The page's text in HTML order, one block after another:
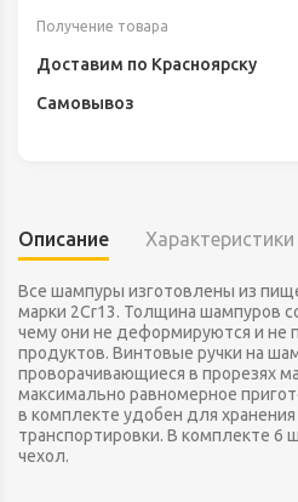
Получение товара
Доставим по Красноярску
Самовывоз
Описание Характеристики
Все шампуры изготовлены из
марки 2Сr13. Толщина шампуров
чему они не деформируются и не
продуктов. Винтовые ручки на
проворачивающиеся в прорезях
максимально равномерное
в комплекте удобен для
транспортировки. В комплекте 6
чехол.